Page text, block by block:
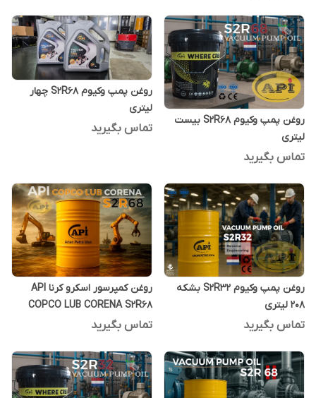
روغن پمپ وکیوم S2R68 بیست
لیتری
تماس بگیرید
روغن پمپ وکیوم S2R68 چهار
لیتری
تماس بگیرید
روغن پمپ وکیوم S2R32 بشکه
208 لیتری
تماس بگیرید
روغن کمپرسور اسکرو کرنا API
COPCO LUB CORENA S2R68
بشکه 208 لیتری
تماس بگیرید